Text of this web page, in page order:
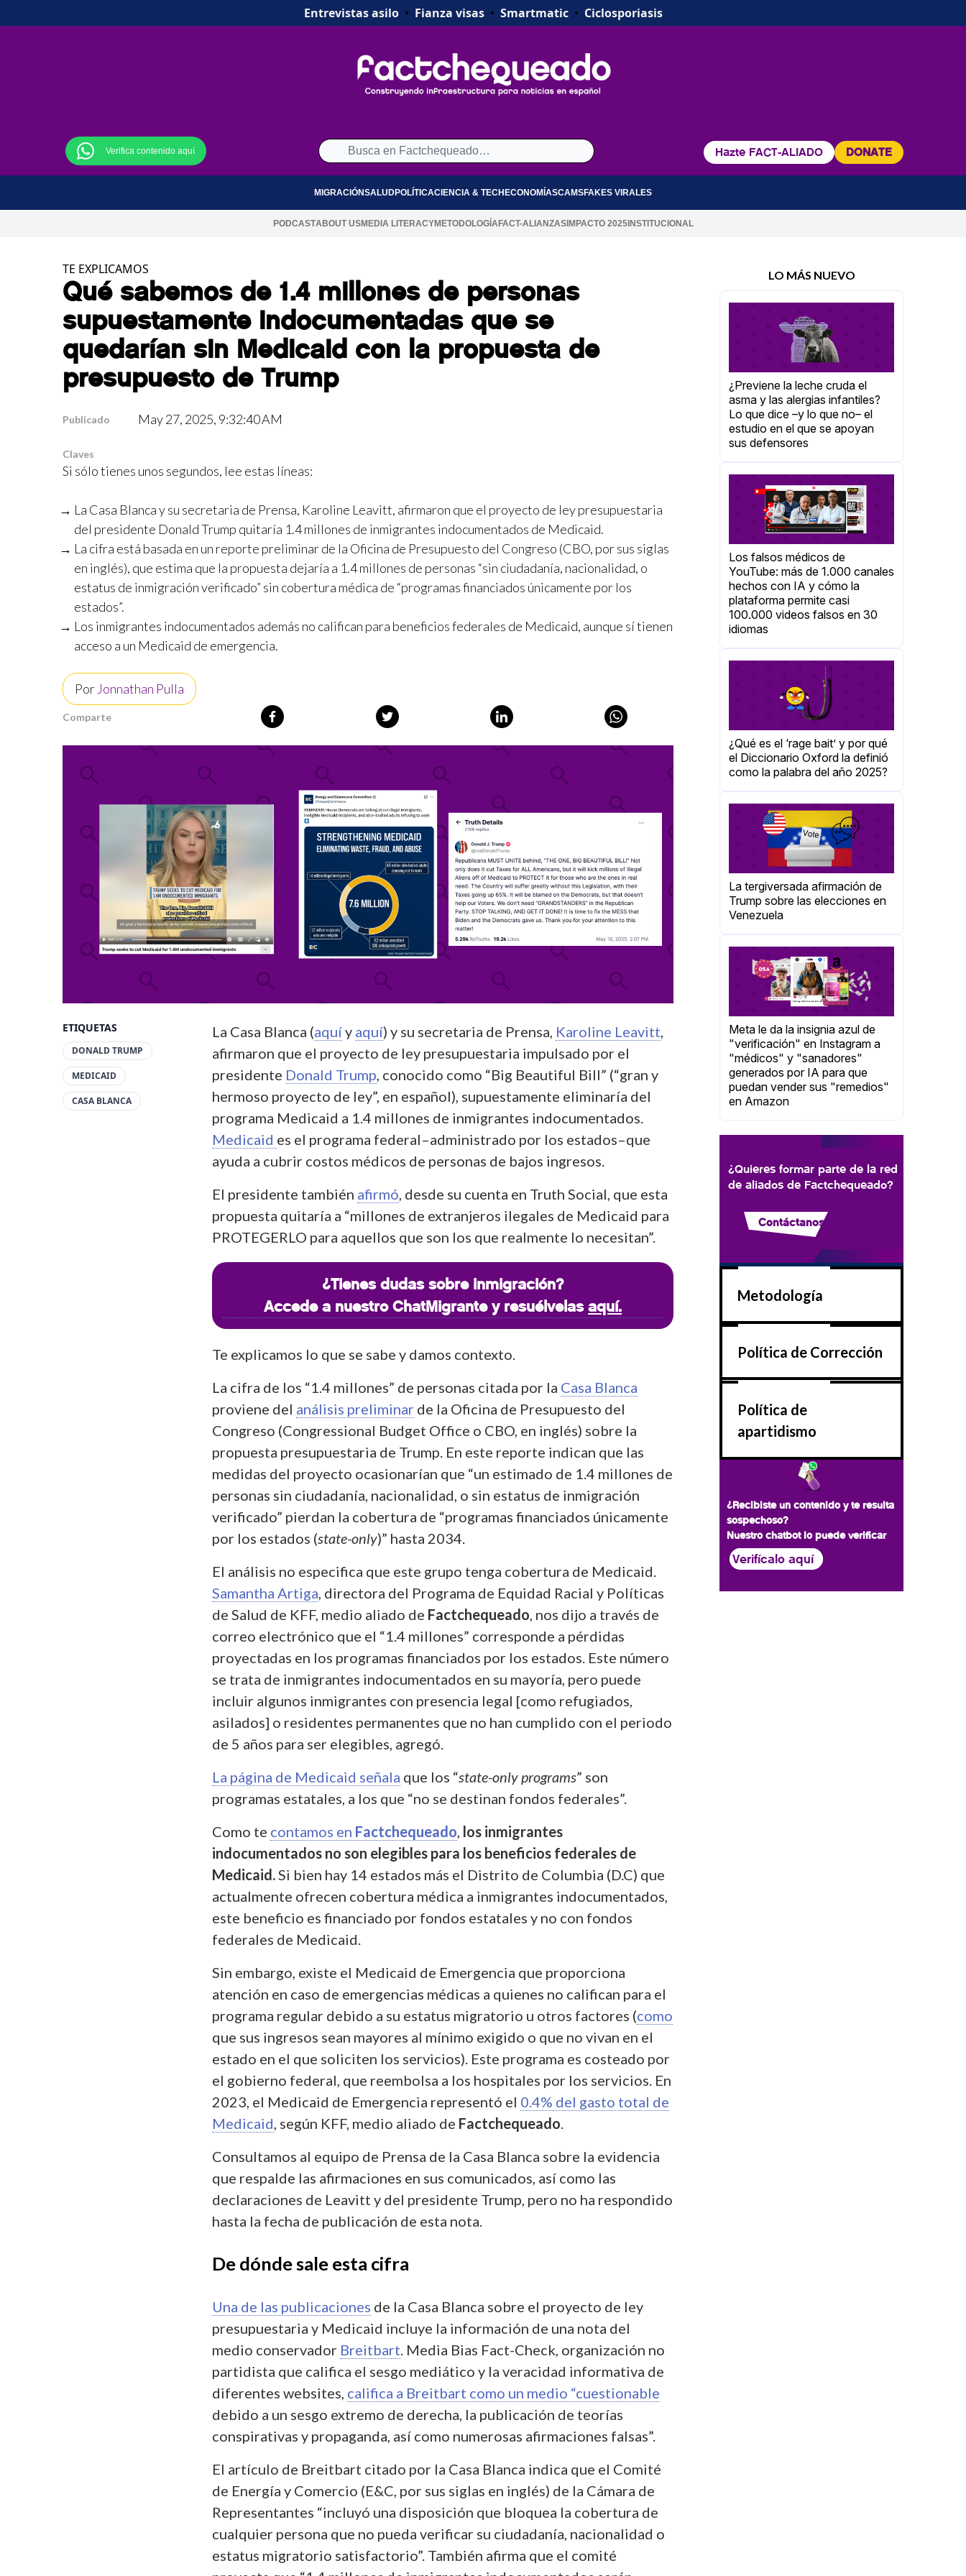
Entrevistas asilo• Fianza visas• Smartmatic• Ciclosporiasis
Verifica contenido aquí Hazte FACT-ALIADO DONATE
MIGRACIÓNSALUDPOLÍTICACIENCIA & TECH ECONOMÍASCAMSFAKES VIRALES
PODCASTABOUT USMEDIA LITERACYMETODOLOGÍA FACT-ALIANZASIMPACTO 2025INSTITUCIONAL
TE EXPLICAMOS
Qué sabemos de 1.4 millones de personas
supuestamente indocumentadas que se
quedarían sin Medicaid con la propuesta de
presupuesto de Trump
Publicado May 27, 2025, 9:32:40 AM
Claves
Si sólo tienes unos segundos, lee estas líneas:
La Casa Blanca y su secretaria de Prensa, Karoline Leavitt, afirmaron que el proyecto de ley presupuestaria
del presidente Donald Trump quitaría 1.4 millones de inmigrantes indocumentados de Medicaid.
La cifra está basada en un reporte preliminar de la Oficina de Presupuesto del Congreso (CBO, por sus siglas
en inglés), que estima que la propuesta dejaría a 1.4 millones de personas “sin ciudadanía, nacionalidad, o
estatus de inmigración verificado” sin cobertura médica de “programas financiados únicamente por los
estados”.
Los inmigrantes indocumentados además no califican para beneficios federales de Medicaid, aunque sí tienen
acceso a un Medicaid de emergencia.
Por Jonnathan Pulla
Comparte
ETIQUETAS
DONALD TRUMP
MEDICAID
CASA BLANCA
La Casa Blanca (aquíy aquí) y su secretaria de Prensa, Karoline Leavitt
afirmaron que el proyecto de ley presupuestaria impulsado por el
presidente Donald Trump , conocido como “Big Beautiful Bill” (“gran y
hermoso proyecto de ley”, en español), supuestamente eliminaría del
programa Medicaid a 1.4 millones de inmigrantes indocumentados.
Medicaid es el programa federal–administrado por los estados–que
ayuda a cubrir costos médicos de personas de bajos ingresos.
El presidente también afirmó , desde su cuenta en Truth Social, que esta
propuesta quitaría a “millones de extranjeros ilegales de Medicaid para
PROTEGERLO para aquellos que son los que realmente lo necesitan”.
¿Tienes dudas sobre inmigración?
Accede a nuestro ChatMigrante y resuélvelasaquí.
Te explicamos lo que se sabe y damos contexto.
La cifra de los “1.4 millones” de personas citada por la Casa Blanca
proviene del análisis preliminar de la Oficina de Presupuesto del
Congreso (Congressional Budget Office o CBO, en inglés) sobre la
propuesta presupuestaria de Trump. En este reporte indican que las
medidas del proyecto ocasionarían que “un estimado de 1.4 millones de
personas sin ciudadanía, nacionalidad, o sin estatus de inmigración
verificado” pierdan la cobertura de “programas financiados únicamente
por los estados (state-only)” hasta 2034.
El análisis no especifica que este grupo tenga cobertura de Medicaid.
Samantha Artiga , directora del Programa de Equidad Racial y Políticas
de Salud de KFF, medio aliado de Factchequeado , nos dijo a través de
correo electrónico que el “1.4 millones” corresponde a pérdidas
proyectadas en los programas financiados por los estados. Este número
se trata de inmigrantes indocumentados en su mayoría, pero puede
incluir algunos inmigrantes con presencia legal [como refugiados,
asilados] o residentes permanentes que no han cumplido con el periodo
de 5 años para ser elegibles, agregó.
La página de Medicaid señala que los “state-only programs” son
programas estatales, a los que “no se destinan fondos federales”.
Como te contamos en Factchequeado los inmigrantes
indocumentados no son elegibles para los beneficios federales de
Medicaid. Si bien hay 14 estados más el Distrito de Columbia (D.C) que
actualmente ofrecen cobertura médica a inmigrantes indocumentados,
este beneficio es financiado por fondos estatales y no con fondos
federales de Medicaid.
Sin embargo, existe el Medicaid de Emergencia que proporciona
atención en caso de emergencias médicas a quienes no califican para el
programa regular debido a su estatus migratorio u otros factores (como
que sus ingresos sean mayores al mínimo exigido o que no vivan en el
estado en el que soliciten los servicios). Este programa es costeado por
el gobierno federal, que reembolsa a los hospitales por los servicios. En
2023, el Medicaid de Emergencia representó el 0.4% del gasto total de
Medicaid , según KFF, medio aliado de Factchequeado
Consultamos al equipo de Prensa de la Casa Blanca sobre la evidencia
que respalde las afirmaciones en sus comunicados, así como las
declaraciones de Leavitt y del presidente Trump, pero no ha respondido
hasta la fecha de publicación de esta nota.
De dónde sale esta cifra
Una de las publicaciones de la Casa Blanca sobre el proyecto de ley
presupuestaria y Medicaid incluye la información de una nota del
medio conservador Breitbart . Media Bias Fact-Check, organización no
partidista que califica el sesgo mediático y la veracidad informativa de
diferentes websites, califica a Breitbart como un medio “cuestionable
debido a un sesgo extremo de derecha, la publicación de teorías
conspirativas y propaganda, así como numerosas afirmaciones falsas”.
El artículo de Breitbart citado por la Casa Blanca indica que el Comité
de Energía y Comercio (E&C, por sus siglas en inglés) de la Cámara de
Representantes “incluyó una disposición que bloquea la cobertura de
cualquier persona que no pueda verificar su ciudadanía, nacionalidad o
estatus migratorio satisfactorio”. También afirma que el comité
LO MÁS NUEVO
¿Previene la leche cruda el
asma y las alergias infantiles?
Lo que dice –y lo que no– el
estudio en el que se apoyan
sus defensores
Los falsos médicos de
YouTube: más de 1.000 canales
hechos con IA y cómo la
plataforma permite casi
100.000 videos falsos en 30
idiomas
¿Qué es el ‘rage bait’ y por qué
el Diccionario Oxford la definió
como la palabra del año 2025?
La tergiversada afirmación de
Trump sobre las elecciones en
Venezuela
Meta le da la insignia azul de
"verificación" en Instagram a
"médicos" y "sanadores"
generados por IA para que
puedan vender sus "remedios"
en Amazon
¿Quieres formar parte de la red
de aliados de Factchequeado?
Contáctanos
Metodología
Política de Corrección
Política de
apartidismo
¿Recibiste un contenido y te resulta
sospechoso?
Nuestro chatbot lo puede verificar
Verifícalo aquí